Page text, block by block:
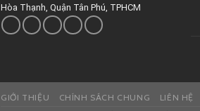
Hòa Thạnh, Quận Tân Phú, TPHCM
GIỚI THIỆU CHÍNH SÁCH CHUNG LIÊN HỆ